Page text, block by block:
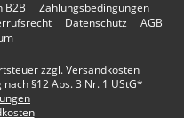
B2B
Zahlungsbedingungen
Datenschutz
AGB
zzgl.Versandkosten
§12 Abs. 3 Nr. 1 UStG*